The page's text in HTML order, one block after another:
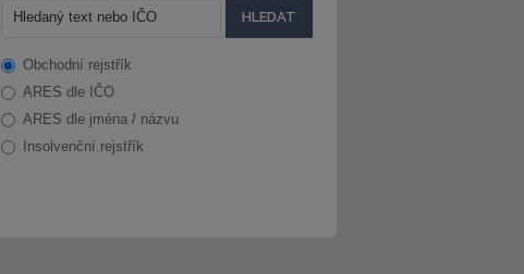
Obchodní rejstřík
ARES dle IČO
ARES dle jména / názvu
Insolvenční rejstřík